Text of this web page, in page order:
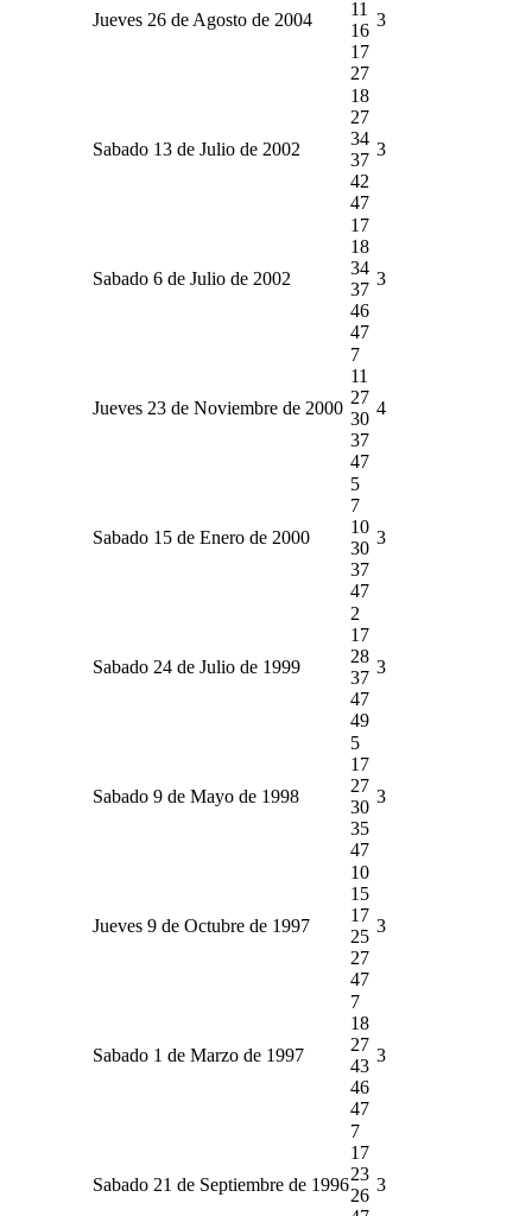
Jueves 26 de Agosto de 2004
11
16
17
27
3
Sabado 13 de Julio de 2002
18
27
34
37
42
47
3
Sabado 6 de Julio de 2002
17
18
34
37
46
47
3
Jueves 23 de Noviembre de 2000
7
11
27
30
37
47
4
Sabado 15 de Enero de 2000
5
7
10
30
37
47
3
Sabado 24 de Julio de 1999
2
17
28
37
47
49
3
Sabado 9 de Mayo de 1998
5
17
27
30
35
47
3
Jueves 9 de Octubre de 1997
10
15
17
25
27
47
3
Sabado 1 de Marzo de 1997
7
18
27
43
46
47
3
Sabado 21 de Septiembre de 1996
7
17
23
26
3